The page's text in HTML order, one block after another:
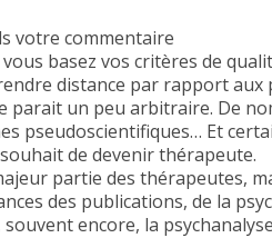
votre commentaire
basez vos critères de
distance par rapport aux
parait un peu arbitraire. De
pseudoscientifiques… Et
de devenir thérapeute.
partie des thérapeutes,
des publications, de la
encore, la